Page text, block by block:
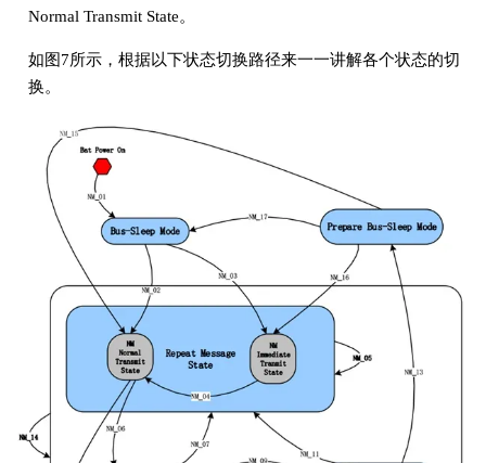
Normal Transmit State。
如图7所示，根据以下状态切换路径来一一讲解各个状态的切
换。